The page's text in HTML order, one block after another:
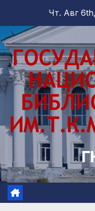
содержимому
Чт. Авг